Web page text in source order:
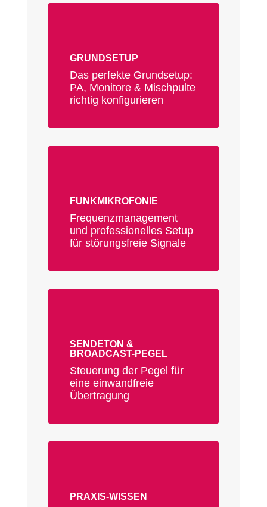
GRUNDSETUP
Das perfekte Grundsetup:
PA, Monitore & Mischpulte
richtig konfigurieren
FUNKMIKROFONIE
Frequenzmanagement
und professionelles Setup
für störungsfreie Signale
SENDETON &
BROADCAST-PEGEL
Steuerung der Pegel für
eine einwandfreie
Übertragung
PRAXIS-WISSEN